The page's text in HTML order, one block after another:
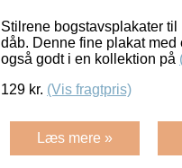
Stilrene bogstavsplakater
dåb. Denne fine plakat med
også godt i en kollektion på
129 kr. (Vis fragtpris)
Læs mere »